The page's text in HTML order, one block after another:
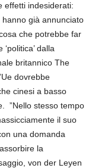
effetti indesiderati:
già annunciato
che potrebbe far
dalla
britannico The
dovrebbe
cinesi a basso
”Nello stesso tempo
il suo
una domanda
la
von der Leyen